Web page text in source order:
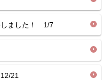
ました！ 1/7
21